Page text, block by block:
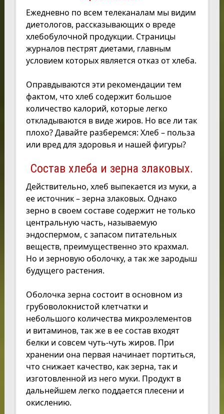
Ежедневно по всем телеканалам мы видим
диетологов, рассказывающих о вреде
хлебобулочной продукции. Страницы
журналов пестрят диетами, главным
условием которых является отказ от хлеба.
Оправдываются эти рекомендации тем
фактом, что хлеб содержит большое
количество калорий, которые легко
откладываются в виде жиров. Но все ли так
плохо? Давайте разберемся: Хлеб – польза
или вред для здоровья и нашей фигуры?
Состав хлеба и зерна злаковых.
Действительно, хлеб выпекается из муки, а
ее источник – зерна злаковых. Однако
зерно в своем составе содержит не только
центральную часть, называемую
эндоспермом, с запасом питательных
веществ, преимущественно это крахмал.
Но и зерновую оболочку, а так же зародыш
будущего растения.
Оболочка зерна состоит в основном из
грубоволокнистой клетчатки и
небольшого количества микроэлементов
и витаминов, так же в ее состав входят
белки и совсем чуть-чуть жиров. При
хранении она первая начинает портиться,
что снижает качество, как зерна, так и
изготовленной из него муки. Продукт в
дальнейшем легко поддается плесени и
окислению.